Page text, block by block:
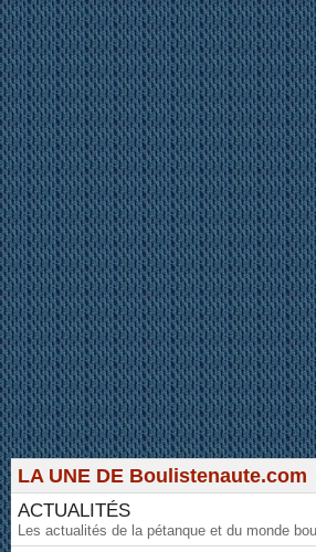
LA UNE DE Boulistenaute.com
ACTUALITÉS
Les actualités de la pétanque et du monde